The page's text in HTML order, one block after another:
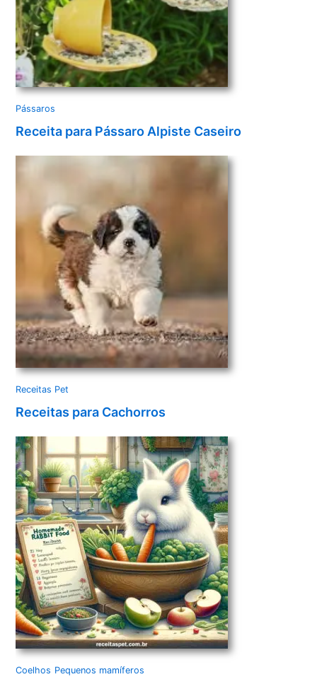
Pássaros
Receita para Pássaro Alpiste Caseiro
Receitas Pet
Receitas para Cachorros
Coelhos Pequenos mamíferos